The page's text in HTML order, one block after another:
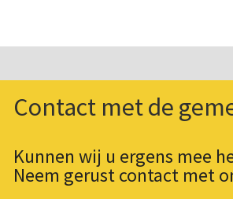
Contact met de
Kunnen wij u ergens mee
Neem gerust contact met